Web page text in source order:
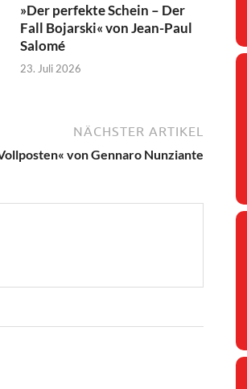
»Der perfekte Schein – Der
Fall Bojarski« von Jean-Paul
Salomé
23. Juli 2026
NÄCHSTER ARTIKEL
von Gennaro Nunziante